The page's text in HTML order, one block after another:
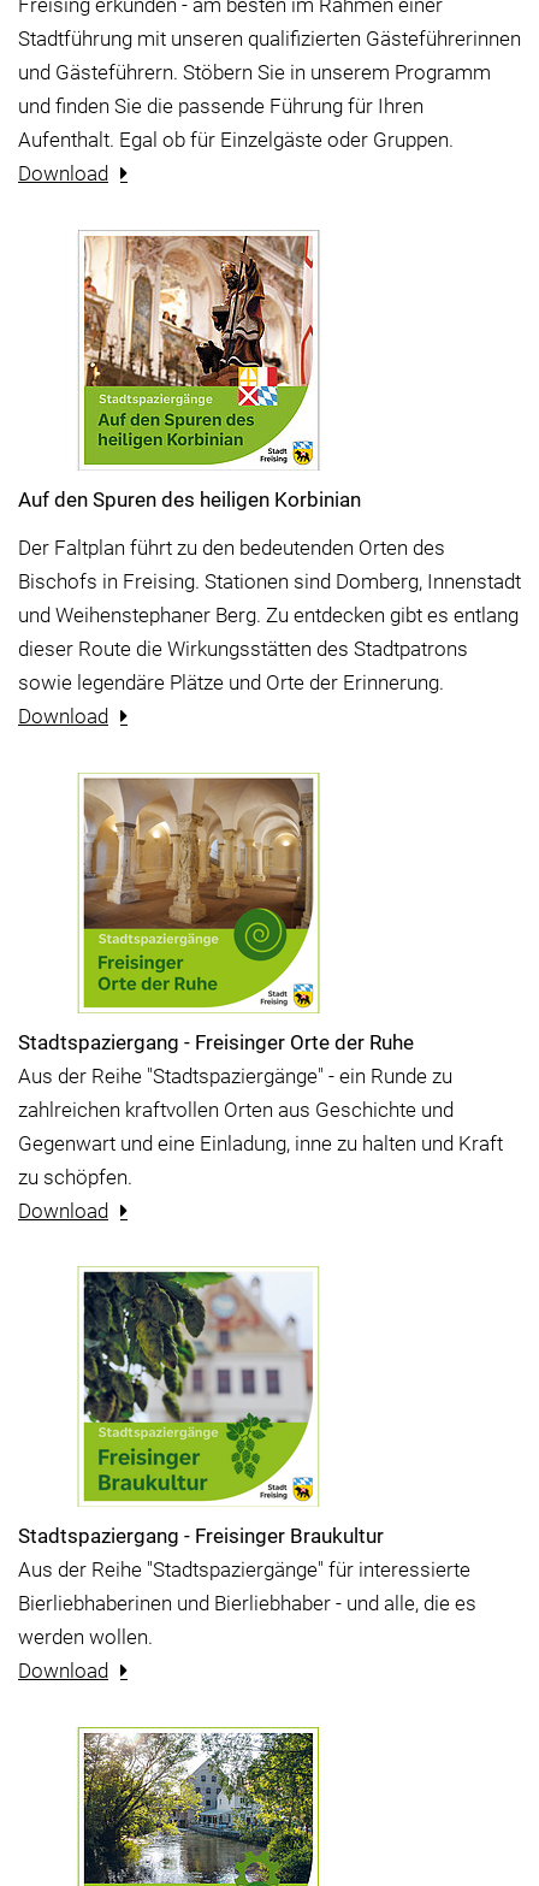
Freising erkunden - am besten im Rahmen einer
Stadtführung mit unseren qualifizierten Gästeführerinnen
und Gästeführern. Stöbern Sie in unserem Programm
und finden Sie die passende Führung für Ihren
Aufenthalt. Egal ob für Einzelgäste oder Gruppen.
Download
Auf den Spuren des heiligen Korbinian
Der Faltplan führt zu den bedeutenden Orten des
Bischofs in Freising. Stationen sind Domberg, Innenstadt
und Weihenstephaner Berg. Zu entdecken gibt es entlang
dieser Route die Wirkungsstätten des Stadtpatrons
sowie legendäre Plätze und Orte der Erinnerung.
Download
Stadtspaziergang - Freisinger Orte der Ruhe
Aus der Reihe "Stadtspaziergänge" - ein Runde zu
zahlreichen kraftvollen Orten aus Geschichte und
Gegenwart und eine Einladung, inne zu halten und Kraft
zu schöpfen.
Download
Stadtspaziergang - Freisinger Braukultur
Aus der Reihe "Stadtspaziergänge" für interessierte
Bierliebhaberinen und Bierliebhaber - und alle, die es
werden wollen.
Download